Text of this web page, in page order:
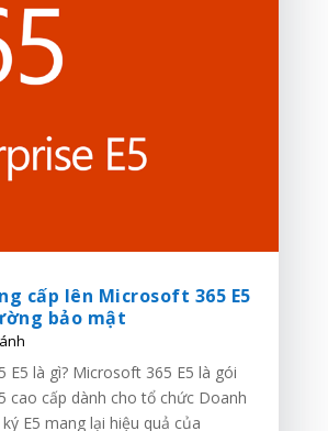
cấp lên Microsoft 365 E5
bảo mật
E5 là gì? Microsoft 365 E5 là gói
cao cấp dành cho tổ chức Doanh
E5 mang lại hiệu quả của